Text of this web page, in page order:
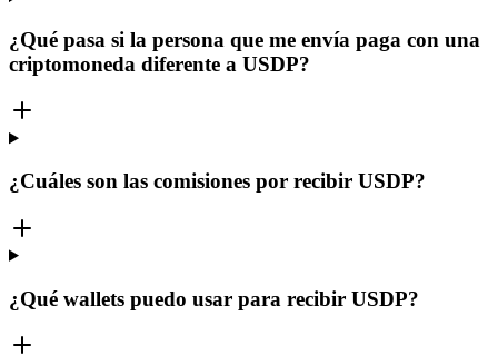
¿Qué pasa si la persona que me envía paga con una
criptomoneda diferente a USDP?
¿Cuáles son las comisiones por recibir USDP?
¿Qué wallets puedo usar para recibir USDP?